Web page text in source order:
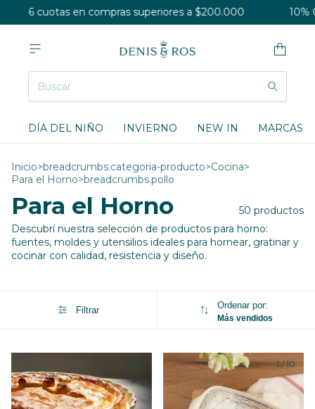
6 cuotas en compras superiores a $200.000 10%
DÍA DEL NIÑO INVIERNO NEW IN MARCAS
Inicio>breadcrumbs.categoria-producto>Cocina>
Para el Horno>breadcrumbs.pollo
Para el Horno
50 productos
Descubrí nuestra selección de productos para horno:
fuentes, moldes y utensilios ideales para hornear, gratinar y
cocinar con calidad, resistencia y diseño.
Filtrar Ordenar por:
Más vendidos
1 / 10 1/10